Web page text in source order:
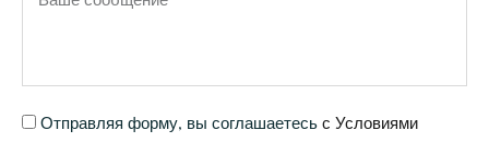
Отправляя форму, вы соглашаетесь с Условиями